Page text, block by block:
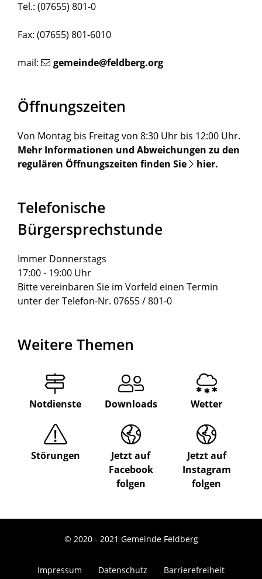
Tel.: (07655) 801-0
Fax: (07655) 801-6010
mail: gemeinde@feldberg.org
Öffnungszeiten
Von Montag bis Freitag von 8:30 Uhr bis 12:00 Uhr.
Mehr Informationen und Abweichungen zu den
regulären Öffnungszeiten finden Sie
hier.
Telefonische
Bürgersprechstunde
Immer Donnerstags
17:00 - 19:00 Uhr
Bitte vereinbaren Sie im Vorfeld einen Termin
unter der Telefon-Nr. 07655 / 801-0
Weitere Themen
Notdienste Downloads Wetter
Störungen
Jetzt auf
Facebook
folgen
Jetzt auf
Instagram
folgen
© 2020 - 2021 Gemeinde Feldberg
Impressum Datenschutz Barrierefreiheit